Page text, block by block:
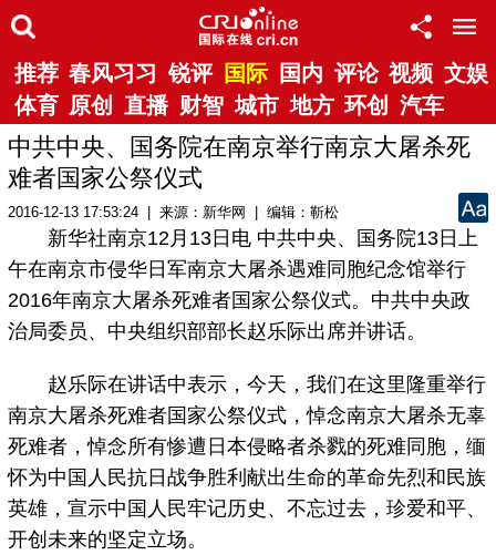
推荐 春风习习 锐评 国际 国内 评论 视频 文娱
体育 原创 直播 财智 城市 地方 环创 汽车
中共中央、国务院在南京举行南京大屠杀死
难者国家公祭仪式
2016-12-13 17:53:24 | 来源：新华网 | 编辑：靳松
新华社南京12月13日电 中共中央、国务院13日上
午在南京市侵华日军南京大屠杀遇难同胞纪念馆举行
2016年南京大屠杀死难者国家公祭仪式。中共中央政
治局委员、中央组织部部长赵乐际出席并讲话。
赵乐际在讲话中表示，今天，我们在这里隆重举行
南京大屠杀死难者国家公祭仪式，悼念南京大屠杀无辜
死难者，悼念所有惨遭日本侵略者杀戮的死难同胞，缅
怀为中国人民抗日战争胜利献出生命的革命先烈和民族
英雄，宣示中国人民牢记历史、不忘过去，珍爱和平、
开创未来的坚定立场。